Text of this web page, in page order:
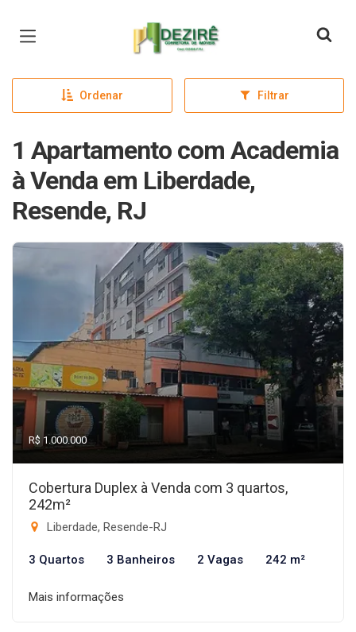
Página inicial
Ordenar Filtrar
1 Apartamento com Academia
à Venda em Liberdade,
Resende, RJ
R$ 1.000.000
Cobertura Duplex à Venda com 3 quartos,
242m²
Liberdade, Resende-RJ
3 Quartos 3 Banheiros 2 Vagas 242 m²
Mais informações